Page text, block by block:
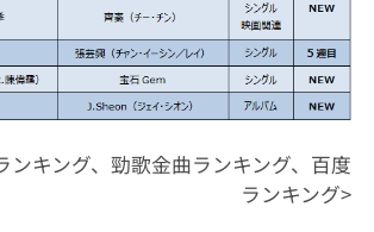
ンキング、勁歌金曲ランキング、百度
ランキング>